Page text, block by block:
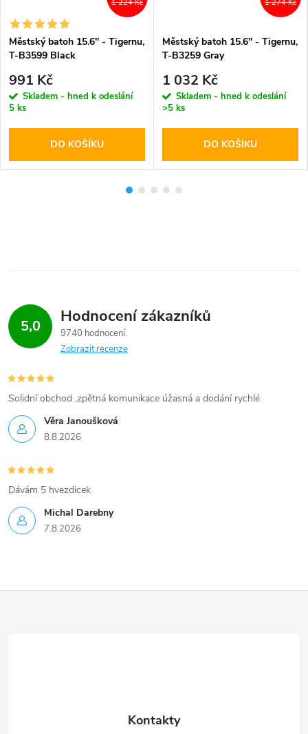
1 224 Kč
Městský batoh 15.6'' - Tigernu,
T-B3599 Black
991 Kč
Skladem - hned k odeslání
5 ks
DO KOŠÍKU
1 274 Kč
Městský batoh 15.6'' - Tigernu,
T-B3259 Gray
1 032 Kč
Skladem - hned k odeslání
>5 ks
DO KOŠÍKU
5,0 Hodnocení zákazníků
9740 hodnocení
Zobrazit recenze
Věra Janoušková
8.8.2026
Solidní obchod ,zpětná komunikace úžasná a dodání rychlé
Michal Darebny
7.8.2026
Dávám 5 hvezdicek